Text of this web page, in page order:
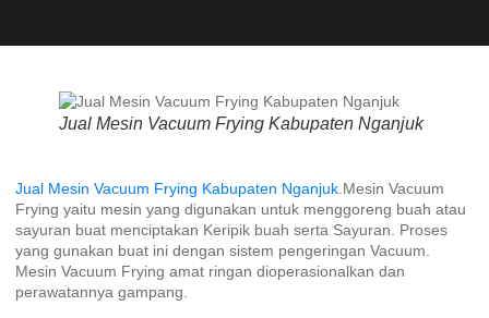
Jual Mesin Vacuum Frying Kabupaten Nganjuk
Jual Mesin Vacuum Frying Kabupaten Nganjuk.Mesin Vacuum
Frying yaitu mesin yang digunakan untuk menggoreng buah atau
sayuran buat menciptakan Keripik buah serta Sayuran. Proses
yang gunakan buat ini dengan sistem pengeringan Vacuum.
Mesin Vacuum Frying amat ringan dioperasionalkan dan
perawatannya gampang.